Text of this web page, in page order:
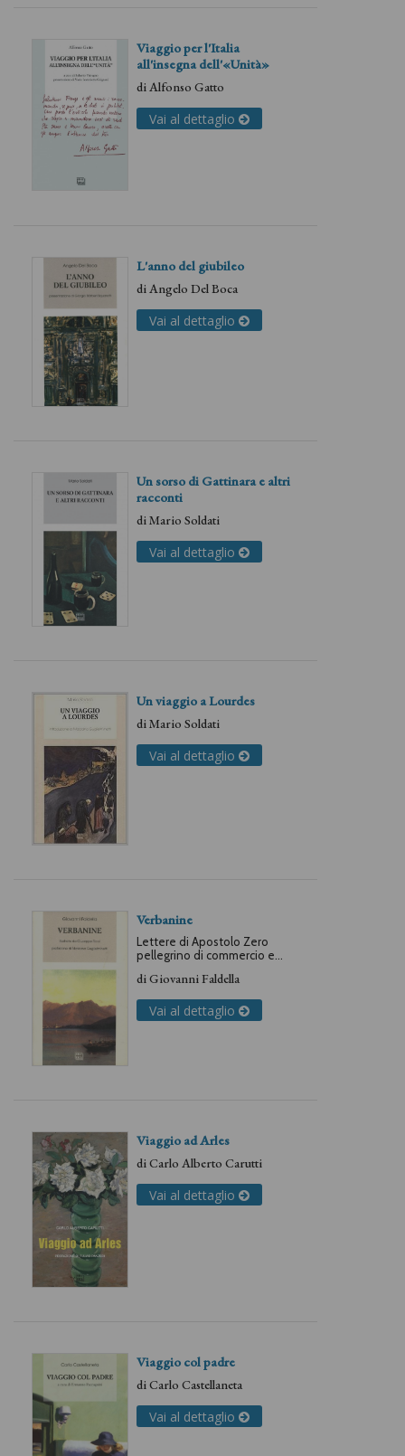
Viaggio per l'Italia
all'insegna dell'«Unità»
diAlfonso Gatto
Vai al dettaglio
L'anno del giubileo
diAngelo Del Boca
Vai al dettaglio
Un sorso di Gattinara e altri
racconti
diMario Soldati
Vai al dettaglio
Un viaggio a Lourdes
diMario Soldati
Vai al dettaglio
Verbanine
Lettere di Apostolo Zero
pellegrino di commercio e
Faldella e illustrate da
l'edizione 1892
diGiovanni Faldella
Vai al dettaglio
Viaggio ad Arles
diCarlo Alberto Carutti
Vai al dettaglio
Viaggio col padre
diCarlo Castellaneta
Vai al dettaglio